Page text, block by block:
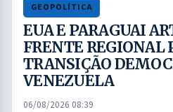
GEOPOLÍTICA
EUA E PARAGUAI
FRENTE REGIONAL
TRANSIÇÃO
VENEZUELA
06/08/2026 08:39